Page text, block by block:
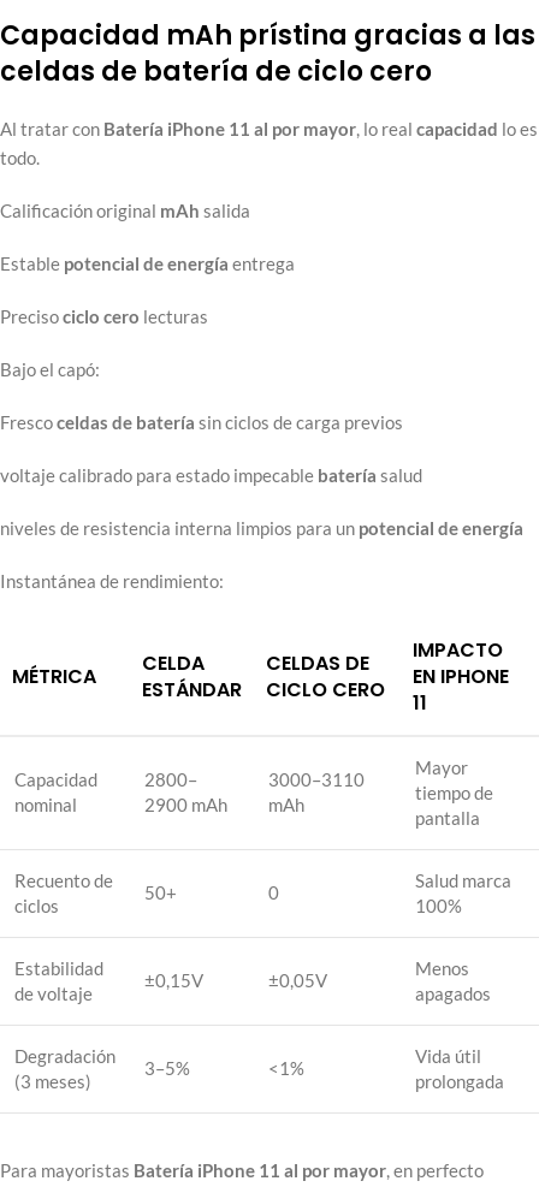
Capacidad mAh prístina gracias a las
celdas de batería de ciclo cero
Al tratar con Batería iPhone 11 al por mayor, lo real capacidad lo es
todo.
Calificación original mAh salida
Estable potencial de energía entrega
Precisociclo cero lecturas
Bajo el capó:
Frescoceldas de batería sin ciclos de carga previos
voltaje calibrado para estado impecable batería salud
niveles de resistencia interna limpios para un potencial de energía
Instantánea de rendimiento:
MÉTRICA
CELDA
ESTÁNDAR
CELDAS DE
CICLO CERO
IMPACTO
EN IPHONE
11
Capacidad
nominal
2800–
2900 mAh
3000–3110
mAh
Mayor
tiempo de
pantalla
Recuento de
ciclos
50+ 0
Salud marca
100%
Estabilidad
de voltaje
±0,15V ±0,05V
Menos
apagados
Degradación
(3 meses)
3–5% <1%
Vida útil
prolongada
Para mayoristas Batería iPhone 11 al por mayor, en perfecto